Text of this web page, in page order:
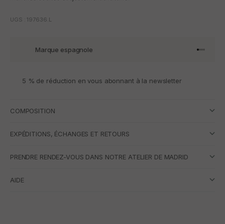
UGS : 197636.L
Marque espagnole Aller à
Aller à
Aller à
Aller
5 % de réduction en vous abonnant à la newsletter
COMPOSITION
EXPÉDITIONS, ÉCHANGES ET RETOURS
PRENDRE RENDEZ-VOUS DANS NOTRE ATELIER DE MADRID
AIDE